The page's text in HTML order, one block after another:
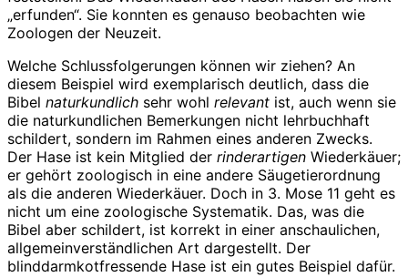
„erfunden“. Sie konnten es genauso beobachten wie
Zoologen der Neuzeit.
Welche Schlussfolgerungen können wir ziehen? An
diesem Beispiel wird exemplarisch deutlich, dass die
Bibel naturkundlich sehr wohl relevant ist, auch wenn sie
die naturkundlichen Bemerkungen nicht lehrbuchhaft
schildert, sondern im Rahmen eines anderen Zwecks.
Der Hase ist kein Mitglied der rinderartigen Wiederkäuer;
er gehört zoologisch in eine andere Säugetierordnung
als die anderen Wiederkäuer. Doch in 3. Mose 11 geht es
nicht um eine zoologische Systematik. Das, was die
Bibel aber schildert, ist korrekt in einer anschaulichen,
allgemeinverständlichen Art dargestellt. Der
blinddarmkotfressende Hase ist ein gutes Beispiel dafür.